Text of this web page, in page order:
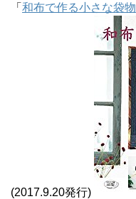
「 和布で作る小さな袋物
(2017.9.20発行)